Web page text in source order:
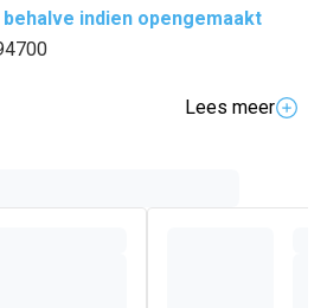
behalve indien opengemaakt
Lees meer
is, jeukt en nood heeft aan een